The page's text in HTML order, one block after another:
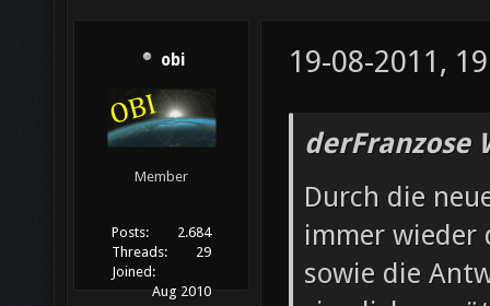
obi
Member
Posts:
2.684
Threads:
29
Joined:
Aug 2010
19-08-2011,
derFranzose
Durch die
immer wieder
sowie die